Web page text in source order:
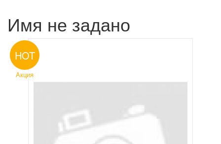
Имя не задано
HOT
Акция